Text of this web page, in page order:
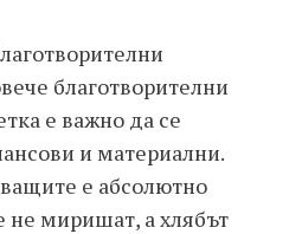
благотворителни
е важно да се
и материални.
е абсолютно
не миришат, а хлябът